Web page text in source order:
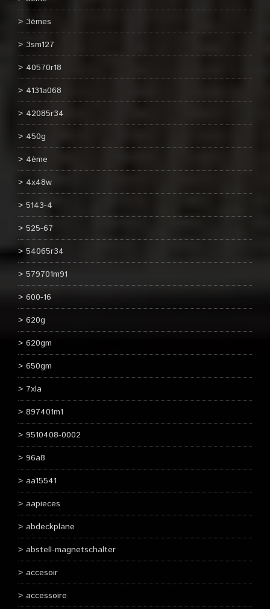
3èmes
3sm127
40570r18
4131a068
42085r34
450g
4ème
4x48w
5143-4
525-67
54065r34
579701m91
600-16
620g
620gm
650gm
7xla
897401m1
9510408-0002
96a8
aa15541
aapieces
abdeckplane
abstell-magnetschalter
accesoir
accessoire